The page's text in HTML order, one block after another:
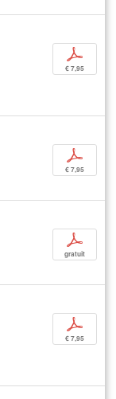
p
€ 7,95
p
€ 7,95
p
gratuit
p
€ 7,95